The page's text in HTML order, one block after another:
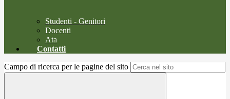
Studenti - Genitori
Docenti
Ata
Contatti
Campo di ricerca per le pagine del sito